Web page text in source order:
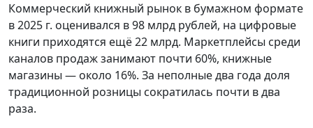
Коммерческий книжный рынок в бумажном формате
в 2025 г. оценивался в 98 млрд рублей, на цифровые
книги приходятся ещё 22 млрд. Маркетплейсы среди
каналов продаж занимают почти 60%, книжные
магазины — около 16%. За неполные два года доля
традиционной розницы сократилась почти в два
раза.